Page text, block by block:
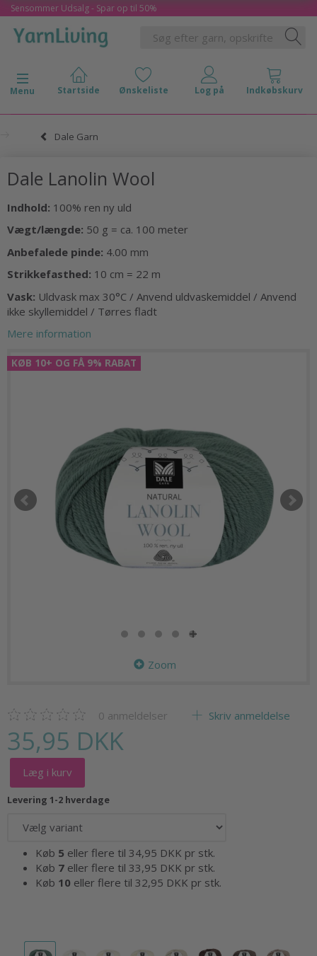
Sensommer Udsalg - Spar op til 50%
Skifte navigation
Menu
Dale Garn
Dale Lanolin Wool
Indhold: 100% ren ny uld
Vægt/længde: 50 g = ca. 100 meter
Anbefalede pinde: 4.00 mm
Strikkefasthed: 10 cm = 22 m
Vask: Uldvask max 30°C / Anvend uldvaskemiddel / Anvend
ikke skyllemiddel / Tørres fladt
Mere information
KØB 10+ OG FÅ 9% RABAT
Zoom
0 anmeldelser Skriv anmeldelse
35,95 DKK
Læg i kurv
Levering 1-2 hverdage
Køb 5 eller flere til 34,95 DKK pr stk.
Køb 7 eller flere til 33,95 DKK pr stk.
Køb 10 eller flere til 32,95 DKK pr stk.